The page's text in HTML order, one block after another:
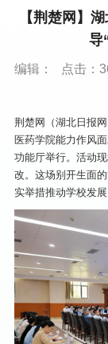
【荆楚网】
导
编辑： 点击：
荆楚网（湖北日报
医药学院能力作风
功能厅举行。活动
改。这场别开生面
实举措推动学校发展